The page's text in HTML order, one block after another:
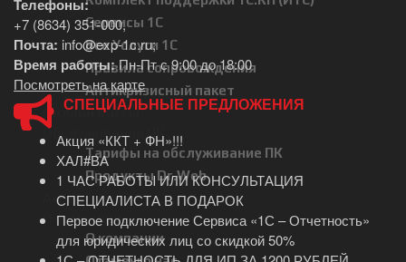
Сервисы 1С
Все Услуги 1С
Правила сопровождения
Антикризисный пакет
Онлайн Кассы
Обслуживание ПК
Тарифы на обслуживание ПК
Продукты Dr.Web
Акции
О компании
О компании
Телефоны:
+7 (8634) 351-000,
Почта: info@exp-1c.ru;
Время работы:Пн-Пт с 9:00 до 18:00
Посмотреть на карте
СПЕЦИАЛЬНЫЕ ПРЕДЛОЖЕНИЯ
Акция «ККТ + ФН»!!!
ХАЛ#ВА
1 ЧАС РАБОТЫ ИЛИ КОНСУЛЬТАЦИЯ
СПЕЦИАЛИСТА В ПОДАРОК
Первое подключение Сервиса «1С – Отчетность»
для юридических лиц со скидкой 50%